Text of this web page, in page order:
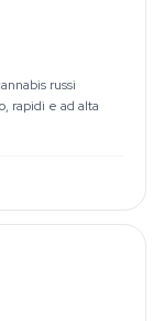
russi
rapidi e ad alta